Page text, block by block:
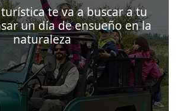
a pocos minutos de
te va a buscar a tu
un día de ensueño en la
naturaleza